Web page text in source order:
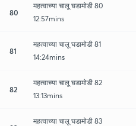
80
महत्वाच्या चालू घडामोडी 80
12:57mins
81
महत्वाच्या चालू घडामोडी 81
14:24mins
82
महत्वाच्या चालू घडामोडी 82
13:13mins
महत्वाच्या चालू घडामोडी 83